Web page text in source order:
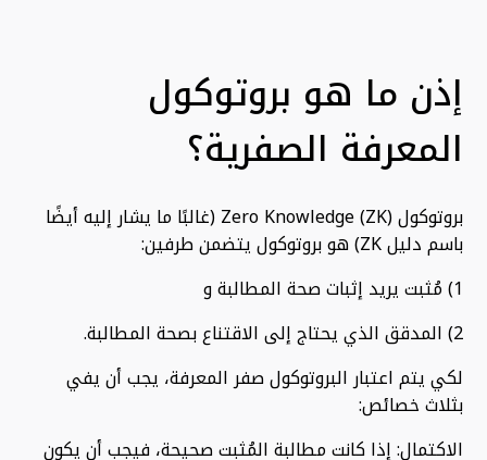
إذن ما هو بروتوكول
المعرفة الصفرية؟
بروتوكول Zero Knowledge (ZK) (غالبًا ما يشار إليه أيضًا
باسم دليل ZK) هو بروتوكول يتضمن طرفين:
1) مُثبت يريد إثبات صحة المطالبة و
2) المدقق الذي يحتاج إلى الاقتناع بصحة المطالبة.
لكي يتم اعتبار البروتوكول صفر المعرفة، يجب أن يفي
بثلاث خصائص:
الاكتمال: إذا كانت مطالبة المُثبت صحيحة، فيجب أن يكون